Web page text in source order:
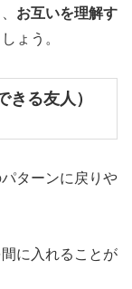
お互いを理解す
ょう。
る友人）
ターンに戻りや
に入れることが